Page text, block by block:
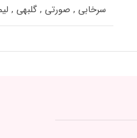
سرخابی , صورتی , گلبهی ,